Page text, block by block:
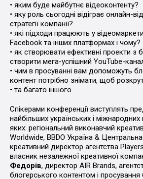
• яким буде майбутнє відеоконтенту?
• яку роль сьогодні відіграє онлайн-
стратегії компанії?
• які підходи працюють у
Facebook та інших платформах і чому?
• як створювати ефективні проекти з
створити мега-успішний YouTube-
• чим в просуванні вам допоможуть
контент потрібно знімати, щоб
• та багато іншого.
Спікерами конференції виступлять
найбільших українських і
яких: регіональний виконавчий
Worldwide, BBDO Україна & Центральна
креативний директор агентства Players
власник незалежної креативної
Федорів, директор AIR Brands,
блогерського контентом і просування